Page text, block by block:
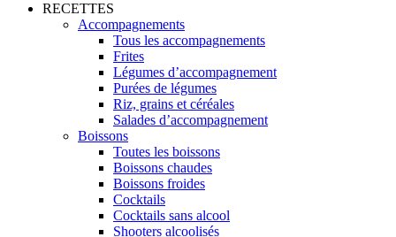
RECETTES
Accompagnements
Tous les accompagnements
Frites
Légumes d’accompagnement
Purées de légumes
Riz, grains et céréales
Salades d’accompagnement
Boissons
Toutes les boissons
Boissons chaudes
Boissons froides
Cocktails
Cocktails sans alcool
Shooters alcoolisés